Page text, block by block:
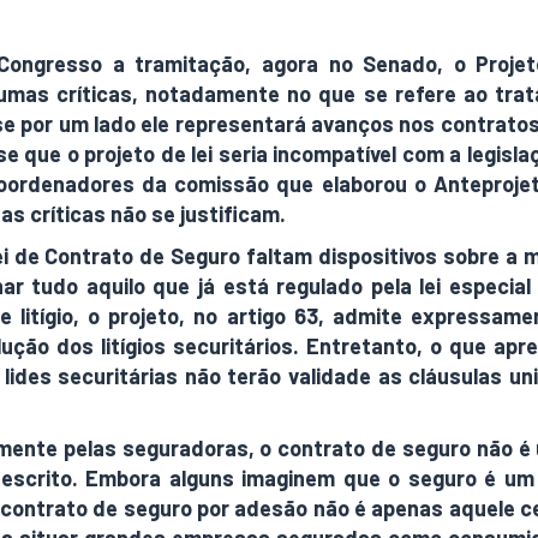
a tramitação, agora no Senado, o
críticas, notadamente no que se refere ao
por um lado ele representará avanços nos
que o projeto de lei seria incompatível com a
da comissão que elaborou o
críticas não se justificam.
de Contrato de Seguro faltam dispositivos sobre
tudo aquilo que já está regulado pela lei
litígio, o projeto, no artigo 63, admite
dos litígios securitários. Entretanto, o que
securitárias não terão validade as cláusulas
pelas seguradoras, o contrato de seguro não
Embora alguns imaginem que o seguro é
de seguro por adesão não é apenas aquele